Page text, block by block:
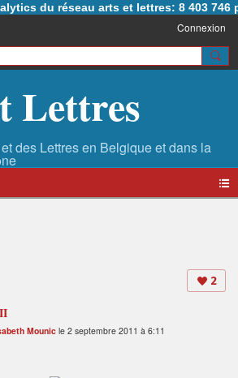
du réseau arts et lettres: 8 403 746
Connexion
Lettres
2
Mounic le 2 septembre 2011 à 6:11